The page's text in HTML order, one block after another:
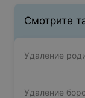
Смотрите
Удаление
Удаление